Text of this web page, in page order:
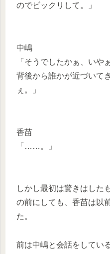
のでビックリして。」
中嶋
「そうでしたかぁ、いや
背後から誰かが近づいて
ぇ。」
香苗
「……。」
しかし最初は驚きはした
の前にしても、香苗は以
た。
前は中嶋と会話をしてい